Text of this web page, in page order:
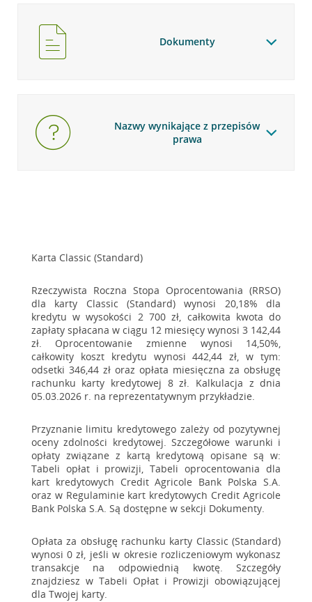
Dokumenty
Nazwy wynikające z przepisów
prawa
Karta Classic (Standard)
Rzeczywista Roczna Stopa Oprocentowania (RRSO)
dla karty Classic (Standard) wynosi 20,18% dla
kredytu w wysokości 2 700 zł, całkowita kwota do
zapłaty spłacana w ciągu 12 miesięcy wynosi 3 142,44
zł. Oprocentowanie zmienne wynosi 14,50%,
całkowity koszt kredytu wynosi 442,44 zł, w tym:
odsetki 346,44 zł oraz opłata miesięczna za obsługę
rachunku karty kredytowej 8 zł. Kalkulacja z dnia
05.03.2026 r. na reprezentatywnym przykładzie.
Przyznanie limitu kredytowego zależy od pozytywnej
oceny zdolności kredytowej. Szczegółowe warunki i
opłaty związane z kartą kredytową opisane są w:
Tabeli opłat i prowizji, Tabeli oprocentowania dla
kart kredytowych Credit Agricole Bank Polska S.A.
oraz w Regulaminie kart kredytowych Credit Agricole
Bank Polska S.A. Są dostępne w sekcji Dokumenty.
Opłata za obsługę rachunku karty Classic (Standard)
wynosi 0 zł, jeśli w okresie rozliczeniowym wykonasz
transakcje na odpowiednią kwotę. Szczegóły
znajdziesz w Tabeli Opłat i Prowizji obowiązującej
dla Twojej karty.